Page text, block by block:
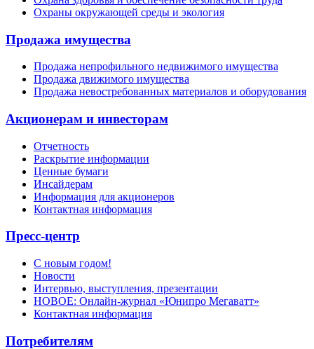
Охраны окружающей среды и экология
Продажа имущества
Продажа непрофильного недвижимого имущества
Продажа движимого имущества
Продажа невостребованных материалов и оборудования
Акционерам и инвесторам
Отчетность
Раскрытие информации
Ценные бумаги
Инсайдерам
Информация для акционеров
Контактная информация
Пресс-центр
С новым годом!
Новости
Интервью, выступления, презентации
НОВОЕ: Онлайн-журнал «Юнипро Мегаватт»
Контактная информация
Потребителям